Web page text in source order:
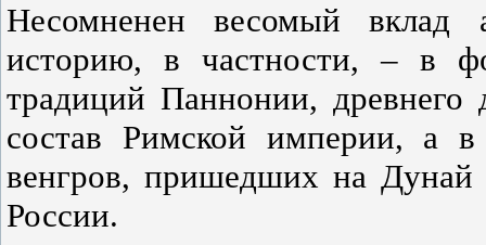
Несомненен весомый вклад
историю, в частности, – в
традиций Паннонии, древнего
состав Римской империи, а в
венгров, пришедших на Дунай
России.